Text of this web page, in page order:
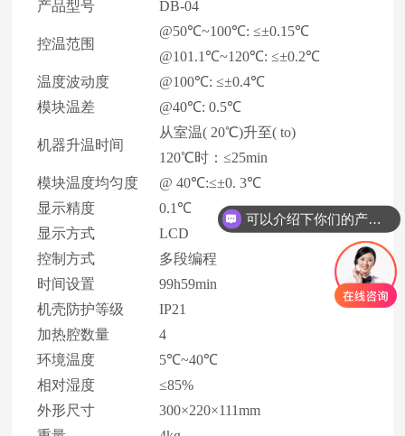
产品型号 DB-04
控温范围
@50℃~100℃: ≤±0.15℃
@101.1℃~120℃: ≤±0.2℃
温度波动度
@100℃: ≤±0.4℃
模块温差
@40℃: 0.5℃
机器升温时间
从室温( 20℃)升至( to)
120℃时：≤25min
模块温度均匀度
@ 40℃:≤±0. 3℃
显示精度
0.1℃
显示方式
LCD
控制方式
多段编程
时间设置
99h59min
机壳防护等级
IP21
加热腔数量
4
环境温度
5℃~40℃
相对湿度
≤85%
外形尺寸
300×220×111mm
可以介绍下你们的产品么